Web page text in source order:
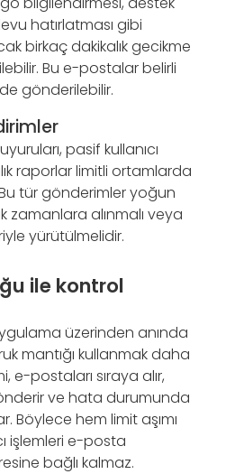
hatırlatması gibi
birkaç dakikalık gecikme
Bu e-postalar belirli
gönderilebilir.
pasif kullanıcı
raporlar limitli ortamlarda
tür gönderimler yoğun
zamanlara alınmalı veya
yürütülmelidir.
ile kontrol
üzerinden anında
mantığı kullanmak daha
e-postaları sıraya alır,
ve hata durumunda
Böylece hem limit aşımı
işlemleri e-posta
bağlı kalmaz.